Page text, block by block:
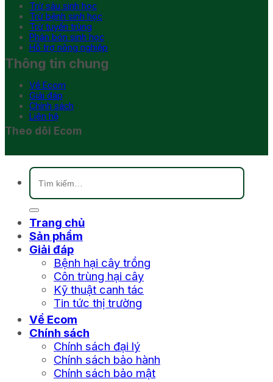
Trừ sâu sinh học
Trừ bệnh sinh học
Trừ tuyến trùng
Phân bón sinh học
Hỗ trợ nông nghiệp
Thông tin chung
Về Ecom
Giải đáp
Chính sách
Liên hệ
Theo dõi Ecom
Tìm
kiếm:
Trang chủ
Sản phẩm
Giải đáp
Bệnh hại cây trồng
Côn trùng hại cây
Kỹ thuật canh tác
Tin tức thị trường
Về Ecom
Chính sách
Chính sách đại lý
Chính sách bảo hành
Chính sách bảo mật